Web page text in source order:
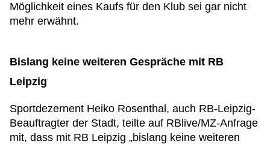
Möglichkeit eines Kaufs für den Klub sei gar nicht
mehr erwähnt.
Bislang keine weiteren Gespräche mit RB
Leipzig
Sportdezernent Heiko Rosenthal, auch RB-Leipzig-
Beauftragter der Stadt, teilte auf RBlive/MZ-Anfrage
mit, dass mit RB Leipzig „bislang keine weiteren